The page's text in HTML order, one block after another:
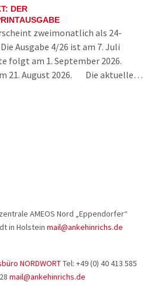
DER
zweimonatlich als 24-
Ausgabe 4/26 ist am 7. Juli
folgt am 1. September 2026.
21. August 2026. Die aktuelle…
AMEOS Nord „Eppendorfer“
in Holstein mail@ankehinrichs.de
NORDWORTTel: +49 (0) 40 413 585
mail@ankehinrichs.de